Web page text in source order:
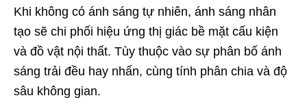
Khi không có ánh sáng tự nhiên, ánh sáng nhân
tạo sẽ chi phối hiệu ứng thị giác bề mặt cấu kiện
và đồ vật nội thất. Tùy thuộc vào sự phân bố ánh
sáng trải đều hay nhấn, cùng tính phân chia và độ
sâu không gian.